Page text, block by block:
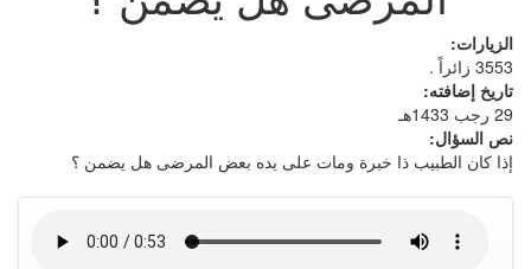
الزيارات:
3553 زائراً .
تاريخ إضافته:
29 رجب 1433هـ
نص السؤال:
إذا كان الطبيب ذا خبرة ومات على يده بعض المرضى هل يضمن ؟